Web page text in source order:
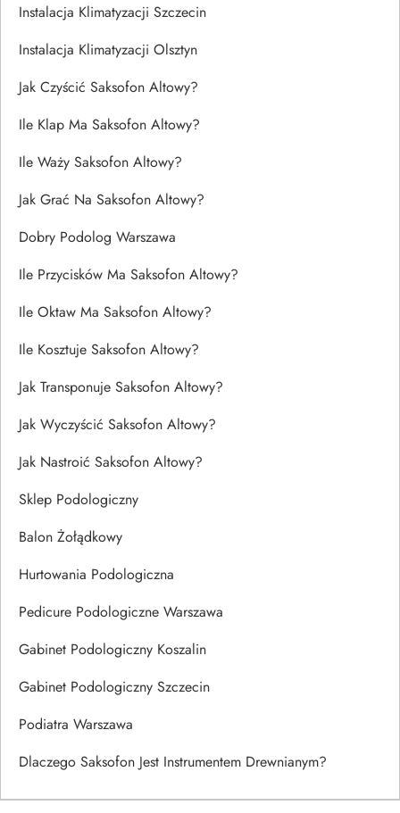
Instalacja Klimatyzacji Szczecin
Instalacja Klimatyzacji Olsztyn
Jak Czyścić Saksofon Altowy?
Ile Klap Ma Saksofon Altowy?
Ile Waży Saksofon Altowy?
Jak Grać Na Saksofon Altowy?
Dobry Podolog Warszawa
Ile Przycisków Ma Saksofon Altowy?
Ile Oktaw Ma Saksofon Altowy?
Ile Kosztuje Saksofon Altowy?
Jak Transponuje Saksofon Altowy?
Jak Wyczyścić Saksofon Altowy?
Jak Nastroić Saksofon Altowy?
Sklep Podologiczny
Balon Żołądkowy
Hurtowania Podologiczna
Pedicure Podologiczne Warszawa
Gabinet Podologiczny Koszalin
Gabinet Podologiczny Szczecin
Podiatra Warszawa
Dlaczego Saksofon Jest Instrumentem Drewnianym?